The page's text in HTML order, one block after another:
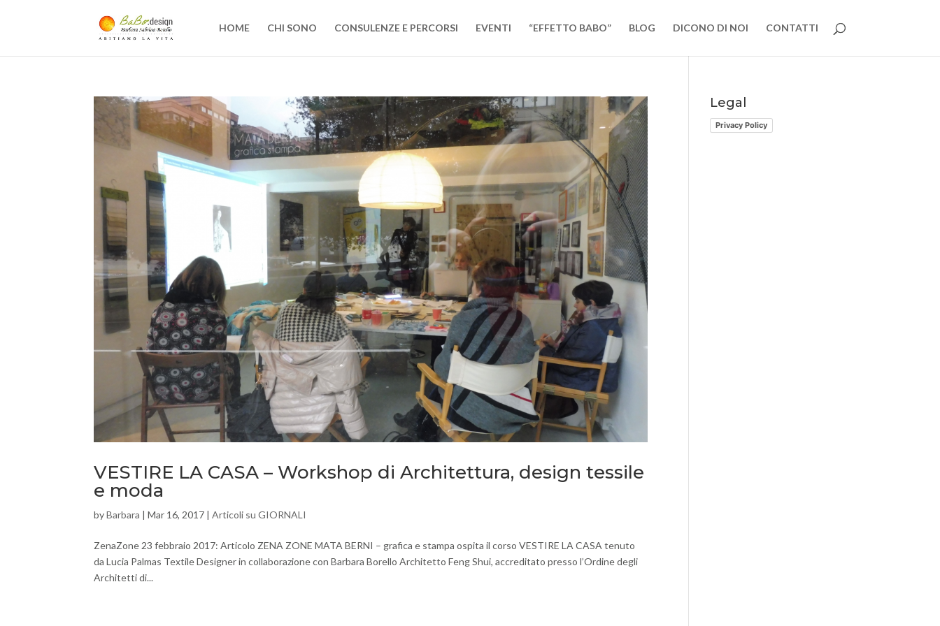
HOME CHI SONO CONSULENZE E PERCORSI EVENTI “EFFETTO BABO” BLOG DICONO DI NOI CONTATTI
VESTIRE LA CASA – Workshop di Architettura, design tessile
e moda
byBarbara |Mar 16, 2017 |Articoli su GIORNALI
ZenaZone 23 febbraio 2017: Articolo ZENA ZONE MATA BERNI – grafica e stampa ospita il corso VESTIRE LA CASA tenuto
da Lucia Palmas Textile Designer in collaborazione con Barbara Borello Architetto Feng Shui, accreditato presso l’Ordine degli
Architetti di...
Legal
Privacy Policy